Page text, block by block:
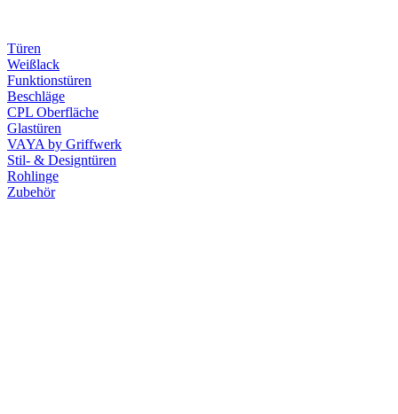
Türen
Weißlack
Funktionstüren
Beschläge
CPL Oberfläche
Glastüren
VAYA by Griffwerk
Stil- & Designtüren
Rohlinge
Zubehör